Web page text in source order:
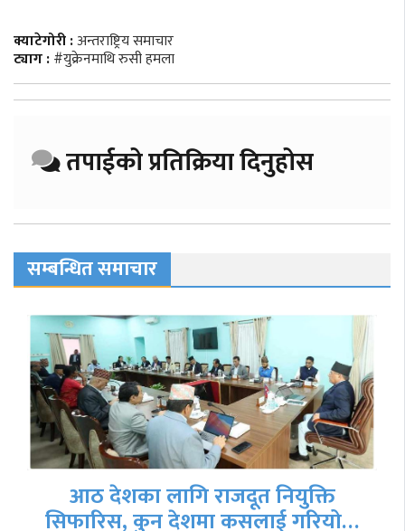
क्याटेगोरी :अन्तराष्ट्रिय समाचार
ट्याग :#युक्रेनमाथि रुसी हमला
तपाईको प्रतिक्रिया दिनुहोस
सम्बन्धित समाचार